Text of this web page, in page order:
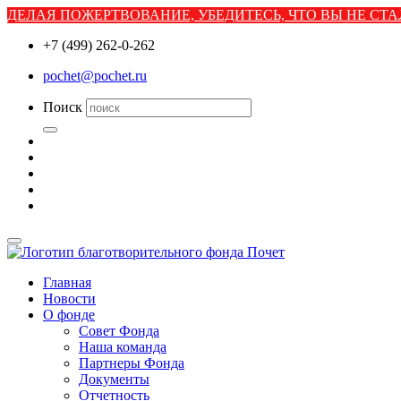
ДЕЛАЯ ПОЖЕРТВОВАНИЕ, УБЕДИТЕСЬ, ЧТО ВЫ НЕ
+7 (499) 262-0-262
pochet@pochet.ru
Поиск
Главная
Новости
О фонде
Совет Фонда
Наша команда
Партнеры Фонда
Документы
Отчетность